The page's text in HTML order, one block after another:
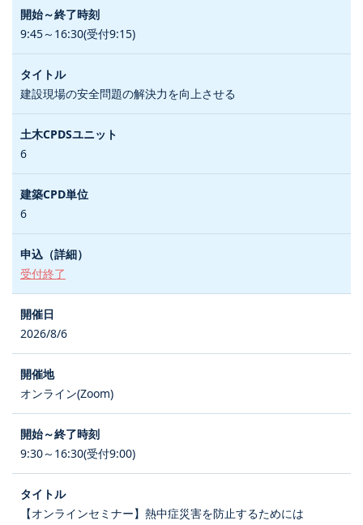
9:45～16:30(受付9:15)
建設現場の安全問題の解決力を向上させる
6
6
受付終了
2026/8/6
オンライン(Zoom)
9:30～16:30(受付9:00)
【オンラインセミナー】熱中症災害を防止するためには